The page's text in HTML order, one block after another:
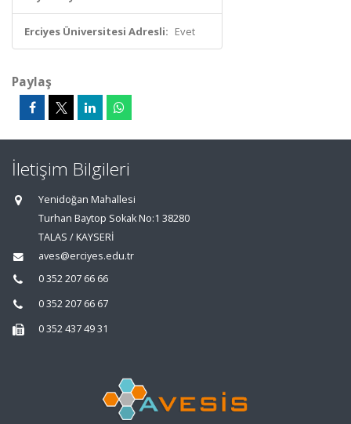
Erciyes Üniversitesi Adresli: Evet
Paylaş
İletişim Bilgileri
Yenidoğan Mahallesi
Turhan Baytop Sokak No:1 38280
TALAS / KAYSERİ
aves@erciyes.edu.tr
0 352 207 66 66
0 352 207 66 67
0 352 437 49 31